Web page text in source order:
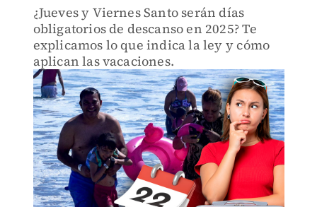
¿Jueves y Viernes Santo serán días
obligatorios de descanso en 2025? Te
explicamos lo que indica la ley y cómo
aplican las vacaciones.